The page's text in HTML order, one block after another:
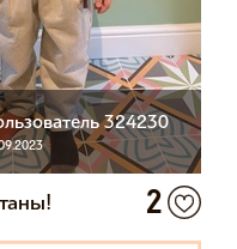
324230
2